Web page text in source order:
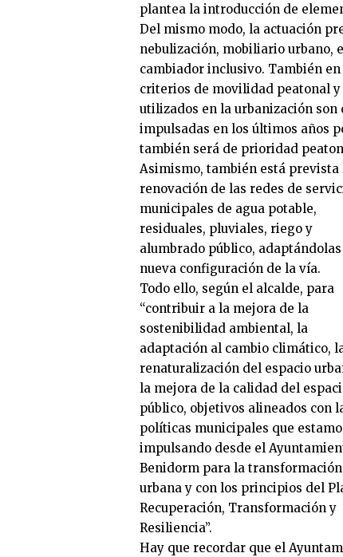
plantea la introducción de
Del mismo modo, la actuación
nebulización, mobiliario urbano,
cambiador inclusivo. También
criterios de movilidad peatonal
utilizados en la urbanización
impulsadas en los últimos años
también será de prioridad
Asimismo, también está prevista
renovación de las redes de
municipales de agua potable,
residuales, pluviales, riego y
alumbrado público,
nueva configuración de la vía.
Todo ello, según el alcalde, para
“contribuir a la mejora de la
sostenibilidad ambiental, la
adaptación al cambio climático,
renaturalización del espacio
la mejora de la calidad del
público, objetivos alineados con
políticas municipales que
impulsando desde el
Benidorm para la transformación
urbana y con los principios del
Recuperación, Transformación y
Resiliencia”.
Hay que recordar que el